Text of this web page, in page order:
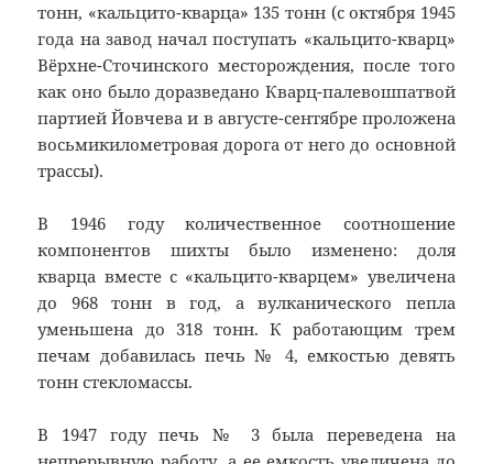
тонн, «кальцито-кварца» 135 тонн (с октября 1945
года на завод начал поступать «кальцито-кварц»
Вёрхне-Сточинского месторождения, после того
как оно было доразведано Кварц-палевошпатвой
партией Йовчева и в августе-сентябре проложена
восьмикилометровая дорога от него до основной
трассы).
В 1946 году количественное соотношение
компонентов шихты было изменено: доля
кварца вместе с «кальцито-кварцем» увеличена
до 968 тонн в год, а вулканического пепла
уменьшена до 318 тонн. К работающим трем
печам добавилась печь № 4, емкостью девять
тонн стекломассы.
В 1947 году печь № 3 была переведена на